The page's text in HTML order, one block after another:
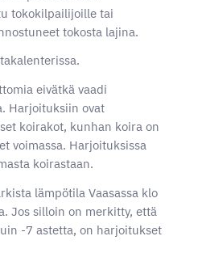
tokokilpailijoille tai
tokosta lajina.
eivätkä vaadi
Harjoituksiin ovat
koirakot, kunhan koira on
voimassa. Harjoituksissa
koirastaan.
lämpötila Vaasassa klo
Jos silloin on merkitty, että
-7 astetta, on harjoitukset